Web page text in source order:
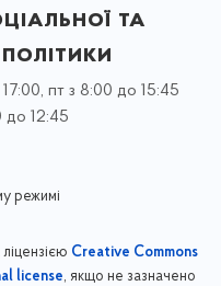
та
пт з 8:00 до 15:45
до 12:45
режимі
Creative Commons
license, якщо не зазначено